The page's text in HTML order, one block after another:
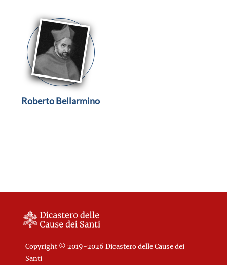
Roberto Bellarmino
Copyright © 2019-2026 Dicastero delle Cause dei
Santi